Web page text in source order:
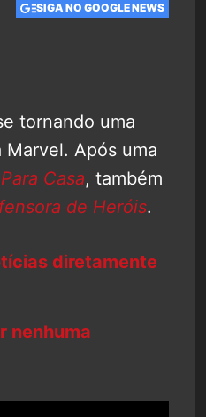
SIGA NO GOOGLE NEWS
tornando uma
Após uma
Casa, também
de Heróis.
diretamente
nenhuma